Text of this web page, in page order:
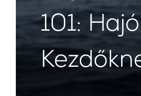
101: